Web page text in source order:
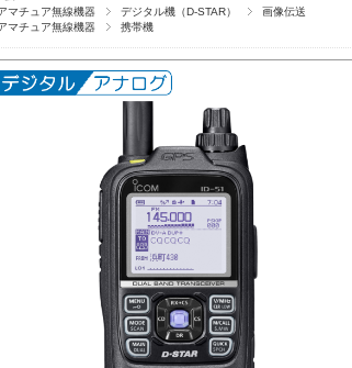
マチュア無線機器
デジタル機（D-STAR）
画像伝送
マチュア無線機器
携帯機